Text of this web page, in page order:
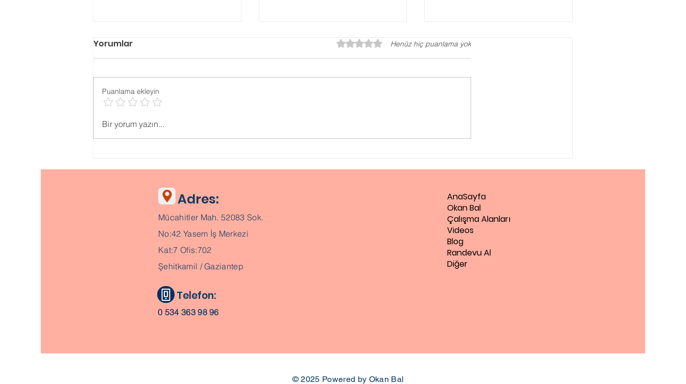
Psikolojik ONLİNE TESTLER
Değerlendirme Testi
Ne Zaman Almalısınız?
Yorumlar 5 üzerinden 0 yıldızHenüz hiç puanlama yok
Puanlama ekleyin
Bir yorum yazın...
Adres:
Mücahitler Mah. 52083 Sok.
No:42 Yasem İş Merkezi
Kat:7 Ofis:702
Şehitkamil / Gaziantep
Telefon:
0 534 363 98 96
AnaSayfa
Okan Bal
Çalışma Alanları
Videos
Blog
Randevu Al
Diğer
© 2025 Powered by Okan Bal